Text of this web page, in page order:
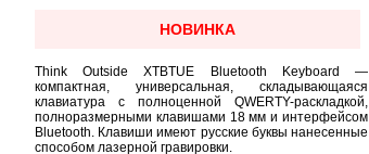
НОВИНКА
Think Outside XTBTUE Bluetooth Keyboard —
компактная, универсальная, складывающаяся
клавиатура с полноценной QWERTY-раскладкой,
полноразмерными клавишами 18 мм и интерфейсом
Bluetooth. Клавиши имеют русские буквы нанесенные
способом лазерной гравировки.